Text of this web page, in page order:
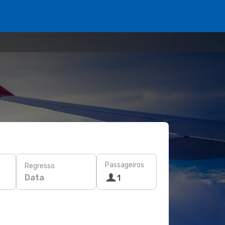
Regresso
Data
Passageiros
1